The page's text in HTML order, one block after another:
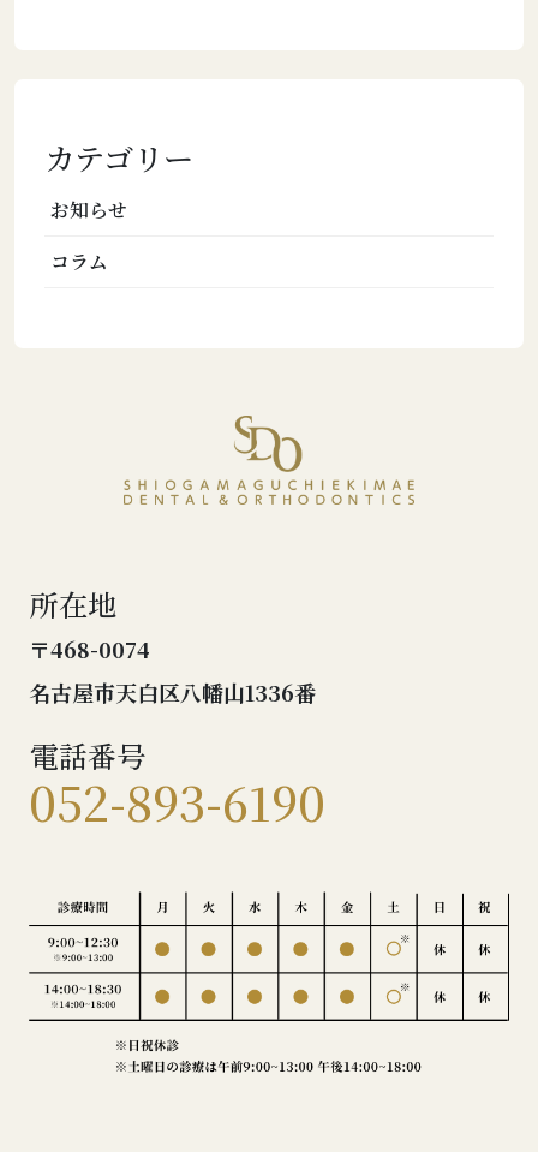
カテゴリー
お知らせ
コラム
所在地
〒468-0074
名古屋市天白区八幡山1336番
電話番号
052-893-6190